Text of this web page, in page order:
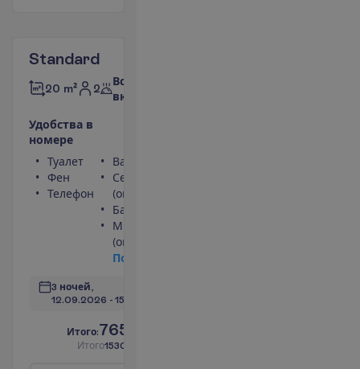
Standard
20 m² 2
Все
включено
Удобства в
номере
Туалет
Фен
Телефон
Ванна или душ
Сейф
(оплачивается)
Балкон
Мини-бар
(оплачивается)
По
3 ночей,
12.09.2026 - 15.09.2026
Итого:765.00
Итого1530.00